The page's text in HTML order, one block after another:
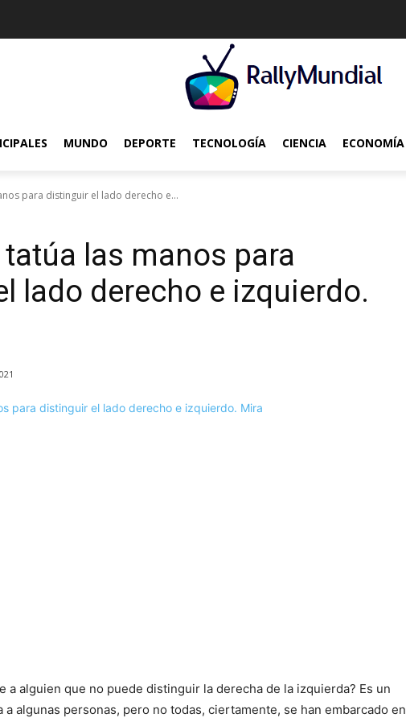
MUNDO DEPORTE TECNOLOGÍA CIENCIA ECONOMÍA
para distinguir el lado derecho e...
tatúa las manos para
lado derecho e izquierdo.
a alguien que no puede distinguir la derecha de la izquierda? Es un
algunas personas, pero no todas, ciertamente, se han embarcado en